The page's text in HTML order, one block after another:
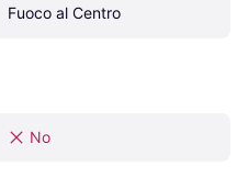
Fuoco al Centro
No